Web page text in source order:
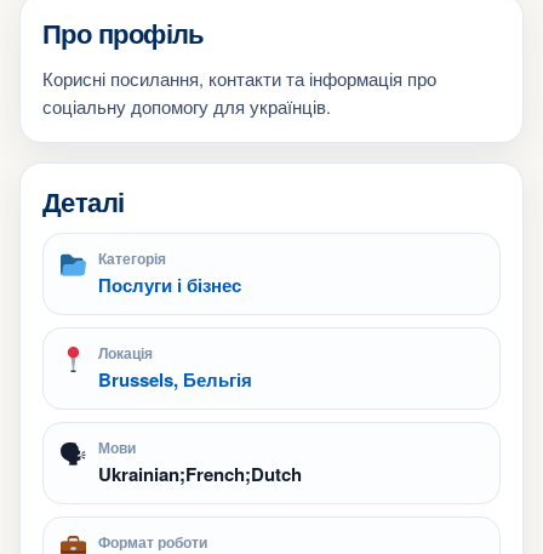
Про профіль
Корисні посилання, контакти та інформація про
соціальну допомогу для українців.
Деталі
Категорія
Послуги і бізнес
Локація
Brussels, Бельгія
🗣 Мови
Ukrainian;French;Dutch
Формат роботи